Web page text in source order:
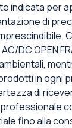
indicata per
di
DC OPEN
in ogni
di
fino alla